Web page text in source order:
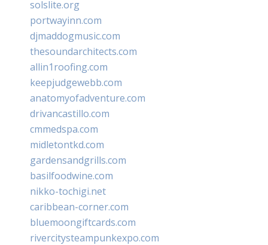
solslite.org
portwayinn.com
djmaddogmusic.com
thesoundarchitects.com
allin1roofing.com
keepjudgewebb.com
anatomyofadventure.com
drivancastillo.com
cmmedspa.com
midletontkd.com
gardensandgrills.com
basilfoodwine.com
nikko-tochigi.net
caribbean-corner.com
bluemoongiftcards.com
rivercitysteampunkexpo.com